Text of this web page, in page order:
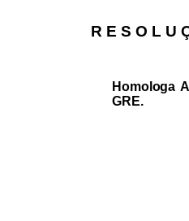
R E S O L U
Homologa
GRE.